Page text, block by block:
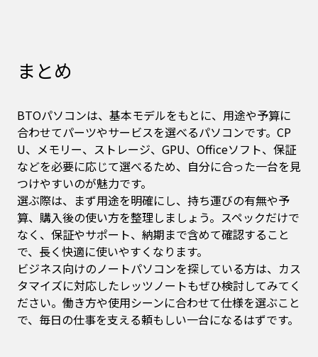
まとめ
BTOパソコンは、基本モデルをもとに、用途や予算に
合わせてパーツやサービスを選べるパソコンです。CP
U、メモリー、ストレージ、GPU、Officeソフト、保証
などを必要に応じて選べるため、自分に合った一台を見
つけやすいのが魅力です。
選ぶ際は、まず用途を明確にし、持ち運びの有無や予
算、購入後の使い方を整理しましょう。スペックだけで
なく、保証やサポート、納期まで含めて確認すること
で、長く快適に使いやすくなります。
ビジネス向けのノートパソコンを探している方は、カス
タマイズに対応したレッツノートもぜひ検討してみてく
ださい。働き方や使用シーンに合わせて仕様を選ぶこと
で、毎日の仕事を支える頼もしい一台になるはずです。